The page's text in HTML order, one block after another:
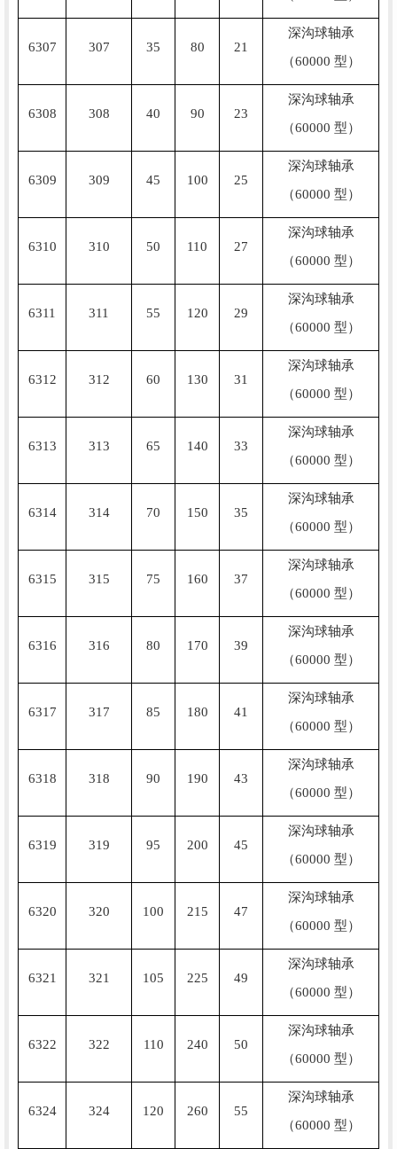
6307 307 35 80 21
深沟球轴承
（60000 型）
6308 308 40 90 23
深沟球轴承
（60000 型）
6309 309 45 100 25
深沟球轴承
（60000 型）
6310 310 50 110 27
深沟球轴承
（60000 型）
6311 311 55 120 29
深沟球轴承
（60000 型）
6312 312 60 130 31
深沟球轴承
（60000 型）
6313 313 65 140 33
深沟球轴承
（60000 型）
6314 314 70 150 35
深沟球轴承
（60000 型）
6315 315 75 160 37
深沟球轴承
（60000 型）
6316 316 80 170 39
深沟球轴承
（60000 型）
6317 317 85 180 41
深沟球轴承
（60000 型）
6318 318 90 190 43
深沟球轴承
（60000 型）
6319 319 95 200 45
深沟球轴承
（60000 型）
6320 320 100 215 47
深沟球轴承
（60000 型）
6321 321 105 225 49
深沟球轴承
（60000 型）
6322 322 110 240 50
深沟球轴承
（60000 型）
6324 324 120 260 55
深沟球轴承
（60000 型）